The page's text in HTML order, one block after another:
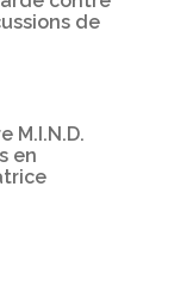
de
M.I.N.D.
en